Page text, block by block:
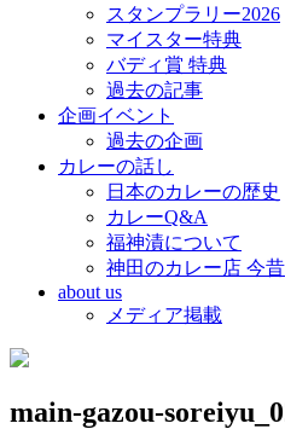
スタンプラリー2026
マイスター特典
バディ賞 特典
過去の記事
企画イベント
過去の企画
カレーの話し
日本のカレーの歴史
カレーQ&A
福神漬について
神田のカレー店 今昔
about us
メディア掲載
main-gazou-